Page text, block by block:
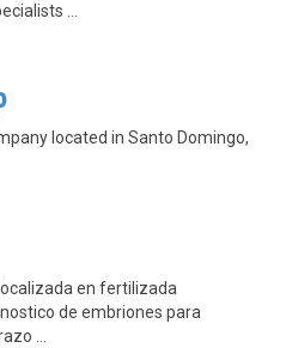
…
located in Santo Domingo,
en fertilizada
de embriones para
…